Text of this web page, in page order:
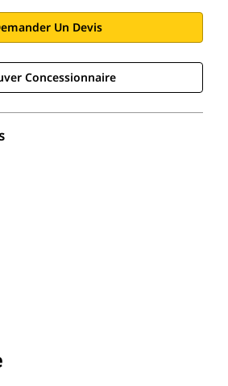
Un Devis
Concessionnaire